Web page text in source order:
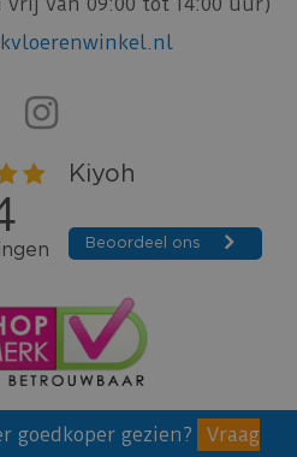
goedkoper gezien? Vraag